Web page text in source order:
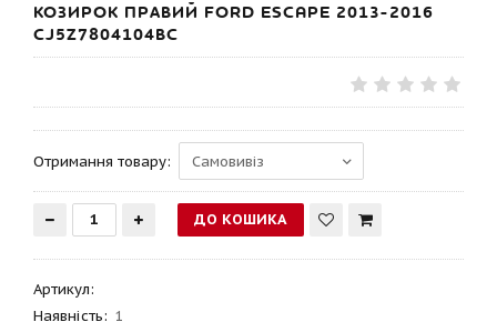
КОЗИРОК ПРАВИЙ FORD ESCAPE 2013-2016
CJ5Z7804104BC
Отримання товару:
Артикул:
Наявність: 1